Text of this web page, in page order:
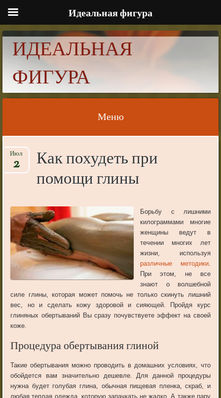
ИДЕАЛЬНАЯ
ФИГУРА
Меню
Skip to content
Как похудеть при
помощи глины
Июл
2
Борьбу с лишними
килограммами многие
женщины ведут в
течении многих лет
жизни, используя
различные методики.
При этом, не все
знают о волшебной
силе глины, которая может помочь не только скинуть лишний
вес, но и сделать кожу здоровой и сияющей. Пройдя курс
глиняных обертываний Вы сразу почувствуете эффект на своей
коже.
Процедура обертывания глиной
Такие обертывания можно проводить в домашних условиях, что
обойдется вам значительно дешевле. Для данной процедуры
нужна будет голубая глина, обычная пищевая пленка, скраб, и
любая теплая одежда, которую запачкать не жалко. А также пару
Идеальная фигура